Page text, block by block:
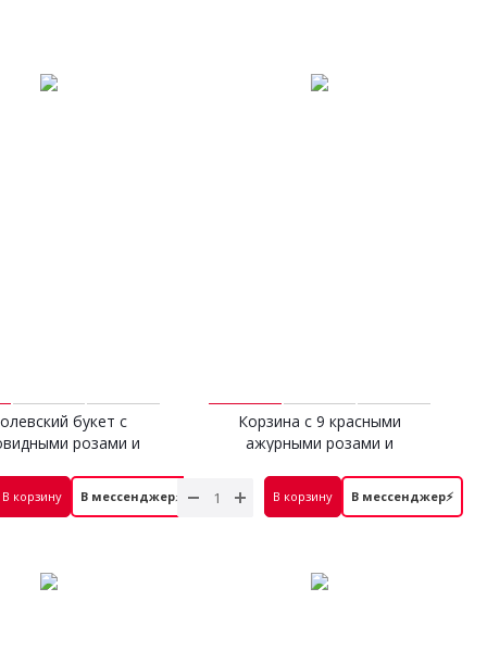
букет с
розами и
6 700 руб.
В корзину В мессенджер⚡
Корзина с 9 красными
ажурными розами и
7 500 руб.
В корзину В мессенджер⚡